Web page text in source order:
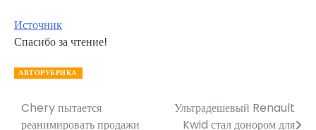
Источник
Спасибо за чтение!
АВТОРУБРИКА
Навигация
Chery пытается
реанимировать продажи
Ультрадешевый Renault
Kwid стал донором для